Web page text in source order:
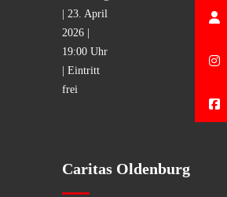
Caritas Oldenburg